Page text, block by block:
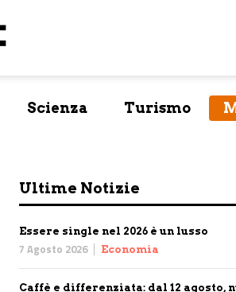
Scienza Turismo
Ultime Notizie
Essere single nel 2026 è un lusso
7 Agosto 2026 Economia
Caffè e differenziata: dal 12 agosto,